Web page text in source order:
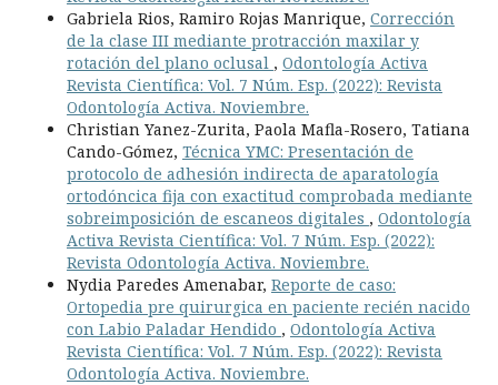
Gabriela Rios, Ramiro Rojas Manrique, Corrección
de la clase III mediante protracción maxilar y
rotación del plano oclusal , Odontología Activa
Revista Científica: Vol. 7 Núm. Esp. (2022): Revista
Odontología Activa. Noviembre.
Christian Yanez-Zurita, Paola Mafla-Rosero, Tatiana
Cando-Gómez, Técnica YMC: Presentación de
protocolo de adhesión indirecta de aparatología
ortodóncica fija con exactitud comprobada mediante
sobreimposición de escaneos digitales , Odontología
Activa Revista Científica: Vol. 7 Núm. Esp. (2022):
Revista Odontología Activa. Noviembre.
Nydia Paredes Amenabar, Reporte de caso:
Ortopedia pre quirurgica en paciente recién nacido
con Labio Paladar Hendido , Odontología Activa
Revista Científica: Vol. 7 Núm. Esp. (2022): Revista
Odontología Activa. Noviembre.